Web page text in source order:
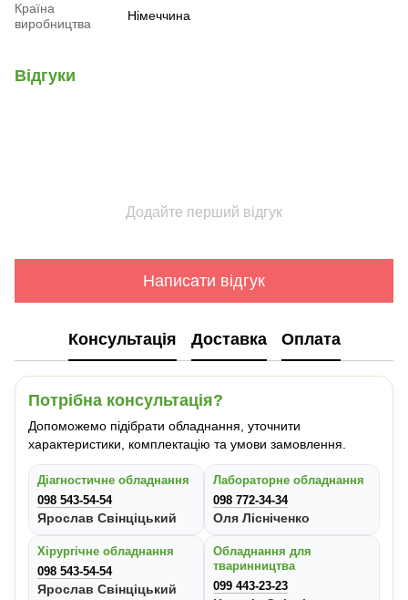
Країна
виробництва
Німеччина
Відгуки
Додайте перший відгук
Написати відгук
Консультація Доставка Оплата
Потрібна консультація?
Допоможемо підібрати обладнання, уточнити
характеристики, комплектацію та умови замовлення.
Діагностичне обладнання
098 543-54-54
Ярослав Свінціцький
Лабораторне обладнання
098 772-34-34
Оля Лісніченко
Хірургічне обладнання
098 543-54-54
Ярослав Свінціцький
Обладнання для
тваринництва
099 443-23-23